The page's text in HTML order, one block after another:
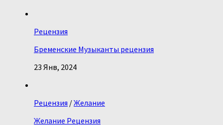
Рецензия
Бременские Музыканты рецензия
23 Янв, 2024
Рецензия /Желание
Желание Рецензия